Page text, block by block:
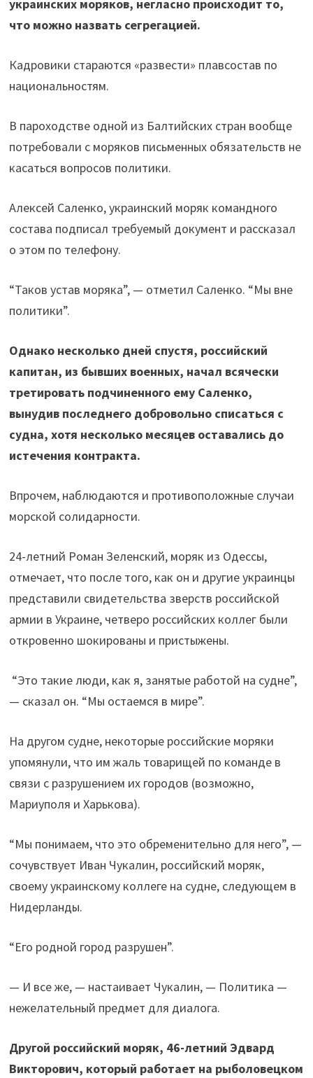
украинских моряков, негласно происходит то,
что можно назвать сегрегацией.
Кадровики стараются «развести» плавсостав по
национальностям.
В пароходстве одной из Балтийских стран вообще
потребовали с моряков письменных обязательств не
касаться вопросов политики.
Алексей Саленко, украинский моряк командного
состава подписал требуемый документ и рассказал
о этом по телефону.
“Таков устав моряка”, — отметил Саленко. “Мы вне
политики”.
Однако несколько дней спустя, российский
капитан, из бывших военных, начал всячески
третировать подчиненного ему Саленко,
вынудив последнего добровольно списаться с
судна, хотя несколько месяцев оставались до
истечения контракта.
Впрочем, наблюдаются и противоположные случаи
морской солидарности.
24-летний Роман Зеленский, моряк из Одессы,
отмечает, что после того, как он и другие украинцы
представили свидетельства зверств российской
армии в Украине, четверо российских коллег были
откровенно шокированы и пристыжены.
“Это такие люди, как я, занятые работой на судне”,
— сказал он. “Мы остаемся в мире”.
На другом судне, некоторые российские моряки
упомянули, что им жаль товарищей по команде в
связи с разрушением их городов (возможно,
Мариуполя и Харькова).
“Мы понимаем, что это обременительно для него”, —
сочувствует Иван Чукалин, российский моряк,
своему украинскому коллеге на судне, следующем в
Нидерланды.
“Его родной город разрушен”.
— И все же, — настаивает Чукалин, — Политика —
нежелательный предмет для диалога.
Другой российский моряк, 46-летний Эдвард
Викторович, который работает на рыболовецком